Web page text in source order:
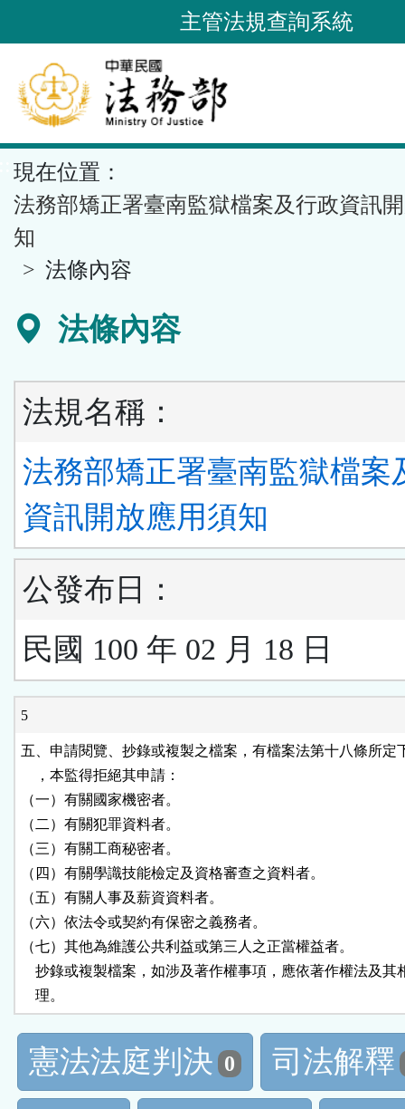
到
要
內
容
區
塊
主管法規查詢系統
現在位置：
法務部矯正署臺南監獄檔案及行政資訊
知
法條內容
法條內容
法規名稱：
法務部矯正署臺南監獄檔案
資訊開放應用須知
公發布日：
民國 100 年 02 月 18 日
5
五、申請閱覽、抄錄或複製之檔案，有檔案法第十八條所定
    ，本監得拒絕其申請：
（一）有關國家機密者。
（二）有關犯罪資料者。
（三）有關工商秘密者。
（四）有關學識技能檢定及資格審查之資料者。
（五）有關人事及薪資資料者。
（六）依法令或契約有保密之義務者。
（七）其他為維護公共利益或第三人之正當權益者。
抄錄或複製檔案，如涉及著作權事項，應依著作權法及其
    理。
憲法法庭判決 0
司法解釋